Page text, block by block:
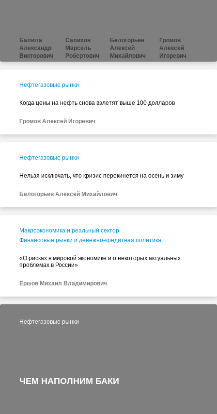
Балюта
Александр
Викторович
Салихов
Марсель
Робертович
Белогорьев
Алексей
Михайлович
Громов
Алексей
Игоревич
Нефтегазовые рынки
Когда цены на нефть снова взлетят выше 100 долларов
Громов Алексей Игоревич
Нефтегазовые рынки
Нельзя исключать, что кризис переки­нется на осень и зиму
Белогорьев Алексей Михайлович
Макроэкономика и реальный сектор
Финансовые рынки и денежно-кредитная политика
«О рисках в мировой экономике и о некоторых актуальных
проблемах в России»
Ершов Михаил Владимирович
Нефтегазовые рынки
ЧЕМ НАПОЛНИМ БАКИ